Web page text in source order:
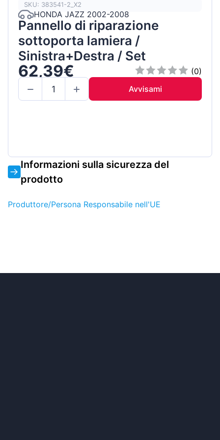
SKU: 383541-2_X2
HONDA JAZZ 2002-2008
Pannello di riparazione
sottoporta lamiera /
Sinistra+Destra / Set
62,39€
(0)
Avvisami
Informazioni sulla sicurezza del
prodotto
Produttore/Persona Responsabile nell'UE